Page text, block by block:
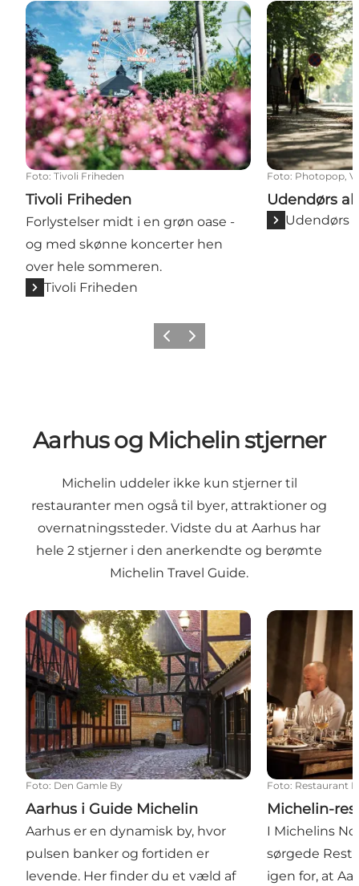
Tivoli Friheden
Foto: Tivoli Friheden
Tivoli Friheden
Forlystelser midt i en grøn oase -
og med skønne koncerter hen
over hele sommeren.
Tivoli Friheden
Udendørs
Foto: Photopop,
Udendørs
Udendørs
ForrigeNæste
Aarhus og Michelin stjerner
Michelin uddeler ikke kun stjerner til
restauranter men også til byer, attraktioner og
overnatningssteder. Vidste du at Aarhus har
hele 2 stjerner i den anerkendte og berømte
Michelin Travel Guide.
Aarhus i Guide Michelin
Foto: Den Gamle By
Aarhus i Guide Michelin
Aarhus er en dynamisk by, hvor
pulsen banker og fortiden er
levende. Her finder du et væld af
Michelin-
Foto: Restaurant
Michelin-
I Michelins
sørgede
igen for, at